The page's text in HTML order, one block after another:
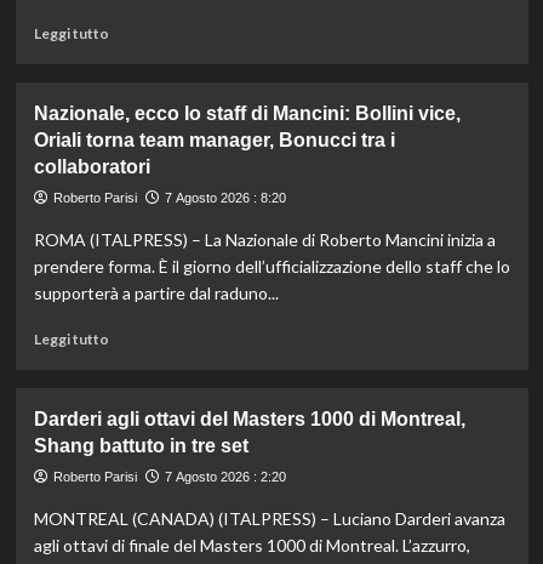
Practice
Leggi tuttoLeggi
Taddeucci
bronzo
nella
knockout
Europei
di
fondo,
nella
gara
maschile
Nazionale, ecco lo staff di Mancini: Bollini vice,
Oriali torna team manager, Bonucci tra i
collaboratori
Roberto Parisi 7 Agosto 2026 : 8:20
ROMA (ITALPRESS) – La Nazionale di Roberto Mancini inizia a
prendere forma. È il giorno dell’ufficializzazione dello staff che lo
supporterà a partire dal raduno...
Leggi tuttoLeggi
Nazionale,
ecco
lo
di
Mancini:
Darderi agli ottavi del Masters 1000 di Montreal,
Shang battuto in tre set
Roberto Parisi 7 Agosto 2026 : 2:20
MONTREAL (CANADA) (ITALPRESS) – Luciano Darderi avanza
agli ottavi di finale del Masters 1000 di Montreal. L’azzurro,